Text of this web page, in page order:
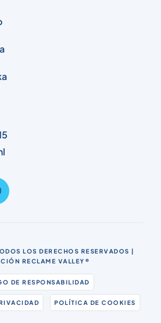
LOS DERECHOS RESERVADOS |
RECLAME VALLEY®
DE RESPONSABILIDAD
POLÍTICA DE COOKIES